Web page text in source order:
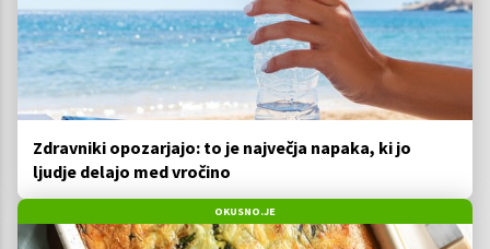
Zdravniki opozarjajo: to je največja napaka, ki jo
ljudje delajo med vročino
OKUSNO.JE